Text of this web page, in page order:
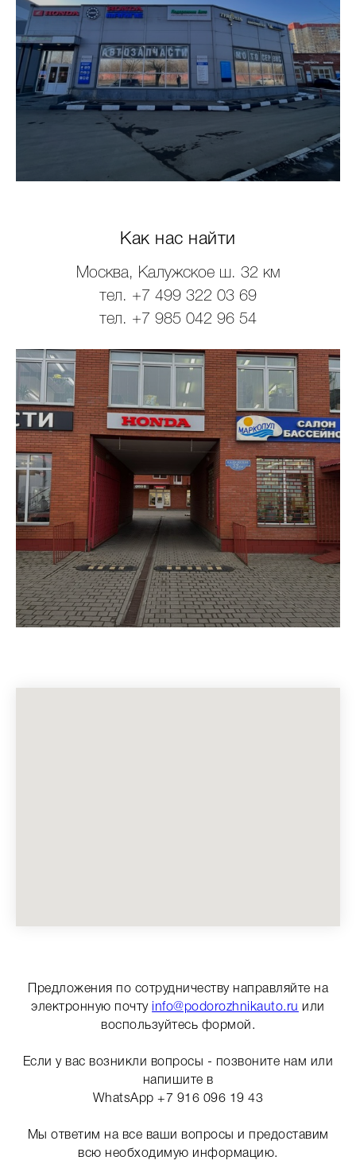
Как нас найти
Москва, Калужское ш. 32 км
тел. +7 499 322 03 69
тел. +7 985 042 96 54
Предложения по сотрудничеству направляйте на
электронную почту info@podorozhnikauto.ru или
воспользуйтесь формой.
Если у вас возникли вопросы - позвоните нам или
напишите в
WhatsApp +7 916 096 19 43
Мы ответим на все ваши вопросы и предоставим
всю необходимую информацию.